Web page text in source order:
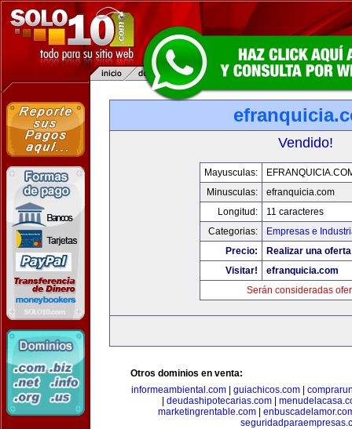
Vendido!
Mayusculas:
Minusculas:
efranquicia.com
Longitud:
11 caracteres
Categorias:
Empresas e
Precio:
Realizar una
Visitar!
efranquicia.com
Serán consideradas
Otros dominios en venta:
informeambiental.com
guiachicos.com
deudashipotecarias.com|
marketingrentable.com|